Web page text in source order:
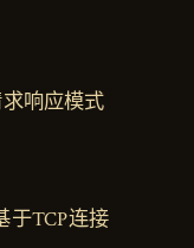
响应模式
于TCP连接